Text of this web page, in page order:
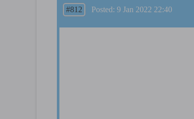
#812 Posted: 9 Jan 2022 22:40